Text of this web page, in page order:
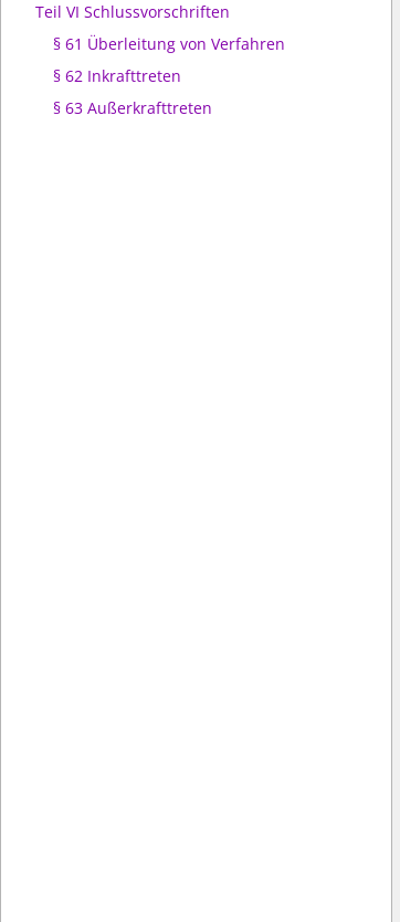
Teil VI Schlussvorschriften
§ 61 Überleitung von Verfahren
§ 62 Inkrafttreten
§ 63 Außerkrafttreten